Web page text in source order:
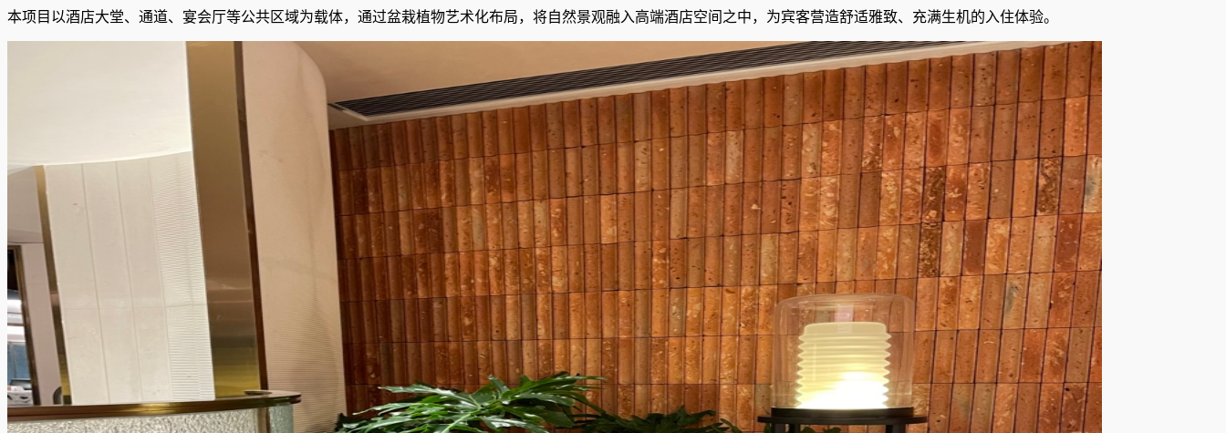
本项目以酒店大堂、通道、宴会厅等公共区域为载体，通过盆栽植物艺术化布局，将自然景观融入高端酒店空间之中，为宾客营造舒适雅致、充满生机的入住体验。